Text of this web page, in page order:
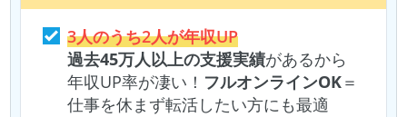
3人のうち2人が年収UP
過去45万人以上の支援実績があるから
年収UP率が凄い！ フルオンラインOK＝
仕事を休まず転活したい方にも最適